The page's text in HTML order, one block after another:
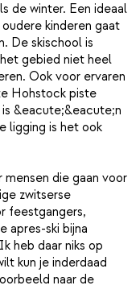
de winter. Een ideaal
kinderen gaat
De skischool is
gebied niet heel
Ook voor ervaren
Hohstock piste
&eacute;&eacute;n
ligging is het ook
die gaan voor
zwitserse
feestgangers,
apres-ski bijna
heb daar niks op
kun je inderdaad
naar de